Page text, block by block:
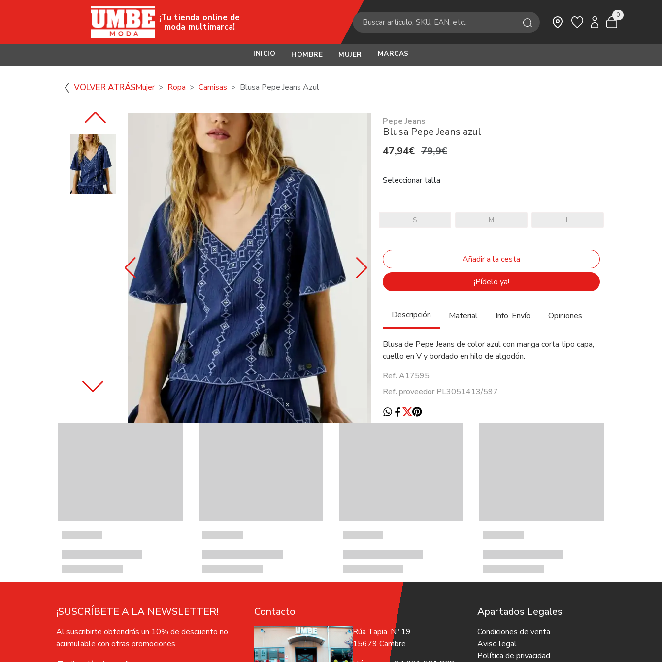
INICIO HOMBRE MUJER MARCAS
¡Tu tienda online de
moda multimarca!
0
VOLVER ATRÁSMujer Ropa Camisas Blusa Pepe Jeans Azul
Pepe Jeans
Blusa Pepe Jeans azul
47,94€ 79,9€
Seleccionar talla
S M L
¡Pídelo ya!
Descripción Material Info. Envío Opiniones
Blusa de Pepe Jeans de color azul con manga corta tipo capa,
cuello en V y bordado en hilo de algodón.
Ref. A17595
Ref. proveedor PL3051413/597
¡SUSCRÍBETE A LA NEWSLETTER!
Al suscribirte obtendrás un 10% de descuento no
acumulable con otras promociones
Contacto
Rúa Tapia, Nº 19
15679 Cambre
Apartados Legales
Condiciones de venta
Aviso legal
Política de privacidad